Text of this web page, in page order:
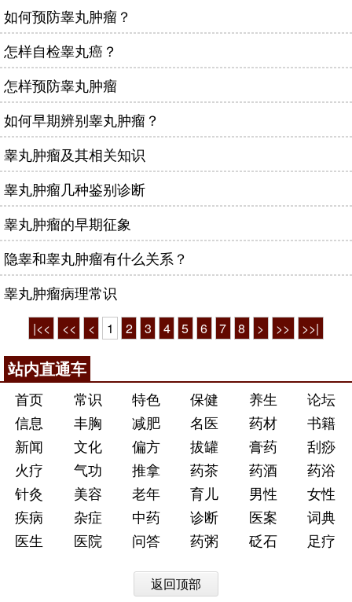
如何预防睾丸肿瘤？
怎样自检睾丸癌？
怎样预防睾丸肿瘤
如何早期辨别睾丸肿瘤？
睾丸肿瘤及其相关知识
睾丸肿瘤几种鉴别诊断
睾丸肿瘤的早期征象
隐睾和睾丸肿瘤有什么关系？
睾丸肿瘤病理常识
|<< << < 1 2 3 4 5 6 7 8 > >> >>|
站内直通车
首页 常识 特色 保健 养生
论坛
信息
丰胸 减肥 名医 药材
书籍
新闻
文化 偏方 拔罐 膏药
刮痧
火疗
气功 推拿 药茶 药酒
药浴
针灸
美容 老年 育儿 男性
女性
疾病
杂症 中药 诊断 医案
词典
医生
医院 问答 药粥 砭石 足疗
返回顶部